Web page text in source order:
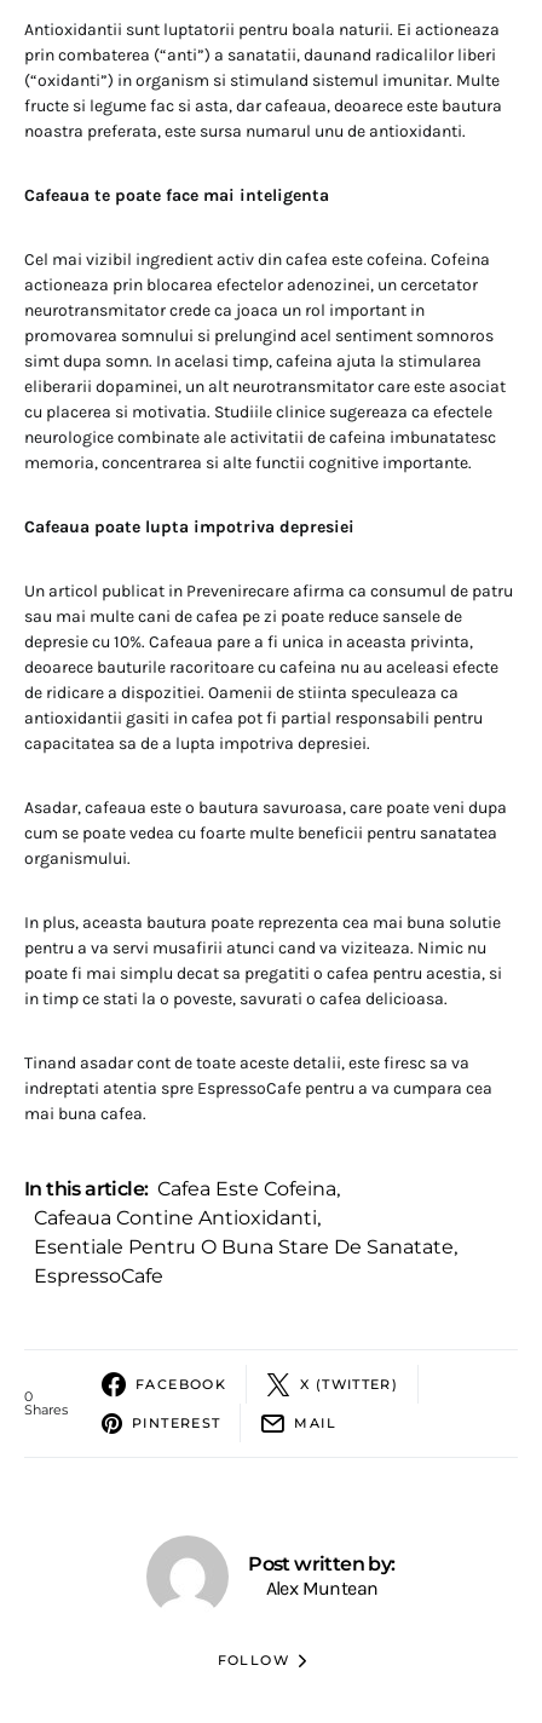
Antioxidantii sunt luptatorii pentru boala naturii. Ei actioneaza
prin combaterea (“anti”) a sanatatii, daunand radicalilor liberi
(“oxidanti”) in organism si stimuland sistemul imunitar. Multe
fructe si legume fac si asta, dar cafeaua, deoarece este bautura
noastra preferata, este sursa numarul unu de antioxidanti.
Cafeaua te poate face mai inteligenta
Cel mai vizibil ingredient activ din cafea este cofeina. Cofeina
actioneaza prin blocarea efectelor adenozinei, un cercetator
neurotransmitator crede ca joaca un rol important in
promovarea somnului si prelungind acel sentiment somnoros
simt dupa somn. In acelasi timp, cafeina ajuta la stimularea
eliberarii dopaminei, un alt neurotransmitator care este asociat
cu placerea si motivatia. Studiile clinice sugereaza ca efectele
neurologice combinate ale activitatii de cafeina imbunatatesc
memoria, concentrarea si alte functii cognitive importante.
Cafeaua poate lupta impotriva depresiei
Un articol publicat in Prevenirecare afirma ca consumul de patru
sau mai multe cani de cafea pe zi poate reduce sansele de
depresie cu 10%. Cafeaua pare a fi unica in aceasta privinta,
deoarece bauturile racoritoare cu cafeina nu au aceleasi efecte
de ridicare a dispozitiei. Oamenii de stiinta speculeaza ca
antioxidantii gasiti in cafea pot fi partial responsabili pentru
capacitatea sa de a lupta impotriva depresiei.
Asadar, cafeaua este o bautura savuroasa, care poate veni dupa
cum se poate vedea cu foarte multe beneficii pentru sanatatea
organismului.
In plus, aceasta bautura poate reprezenta cea mai buna solutie
pentru a va servi musafirii atunci cand va viziteaza. Nimic nu
poate fi mai simplu decat sa pregatiti o cafea pentru acestia, si
in timp ce stati la o poveste, savurati o cafea delicioasa.
Tinand asadar cont de toate aceste detalii, este firesc sa va
indreptati atentia spre EspressoCafe pentru a va cumpara cea
mai buna cafea.
In this article: Cafea Este Cofeina,
Cafeaua Contine Antioxidanti,
Esentiale Pentru O Buna Stare De Sanatate,
EspressoCafe
0
Shares
FACEBOOK X (TWITTER)
PINTEREST MAIL
Post written by:
Alex Muntean
FOLLOW